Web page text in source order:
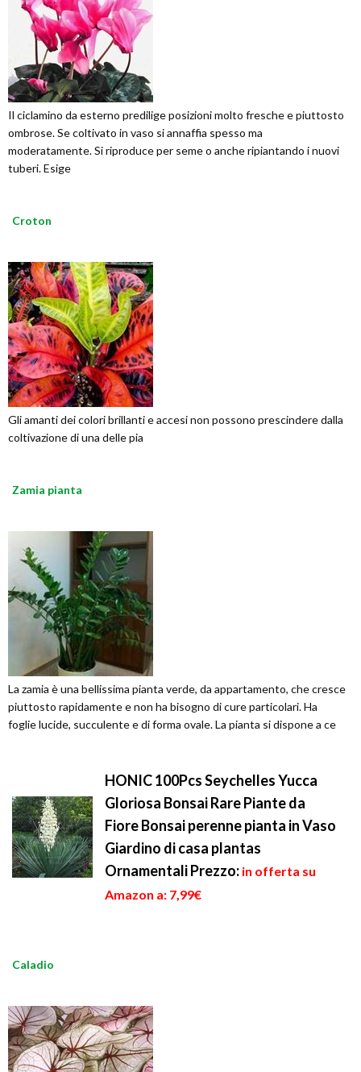
Il ciclamino da esterno predilige posizioni molto fresche e piuttosto
ombrose. Se coltivato in vaso si annaffia spesso ma
moderatamente. Si riproduce per seme o anche ripiantando i nuovi
tuberi. Esige
Croton
Gli amanti dei colori brillanti e accesi non possono prescindere dalla
coltivazione di una delle pia
Zamia pianta
La zamia è una bellissima pianta verde, da appartamento, che cresce
piuttosto rapidamente e non ha bisogno di cure particolari. Ha
foglie lucide, succulente e di forma ovale. La pianta si dispone a ce
HONIC 100Pcs Seychelles Yucca
Gloriosa Bonsai Rare Piante da
Fiore Bonsai perenne pianta in Vaso
Giardino di casa plantas
OrnamentaliPrezzo: in offerta su
Amazon a: 7,99€
Caladio